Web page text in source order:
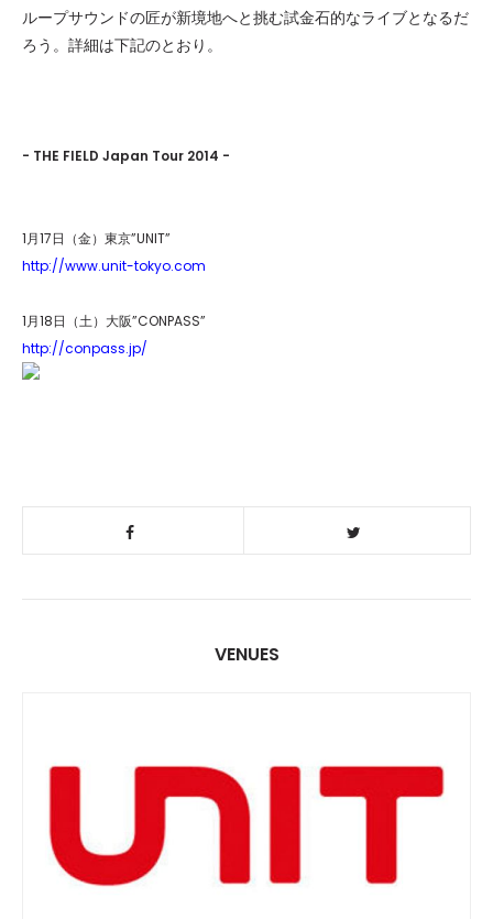
ループサウンドの匠が新境地へと挑む試金石的なライブとなるだ
ろう。詳細は下記のとおり。
- THE FIELD Japan Tour 2014 -
1月17日（金）東京”UNIT”
http://www.unit-tokyo.com
1月18日（土）大阪”CONPASS”
http://conpass.jp/
VENUES